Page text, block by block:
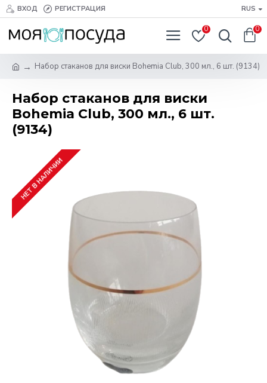
ВХОД РЕГИСТРАЦИЯ RUS
0 0
Набор стаканов для виски Bohemia Club, 300 мл., 6 шт. (9134)
Набор стаканов для виски
Bohemia Club, 300 мл., 6 шт.
(9134)
НЕТ В НАЛИЧИИ